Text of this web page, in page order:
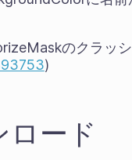
のクラッ
)
ロード